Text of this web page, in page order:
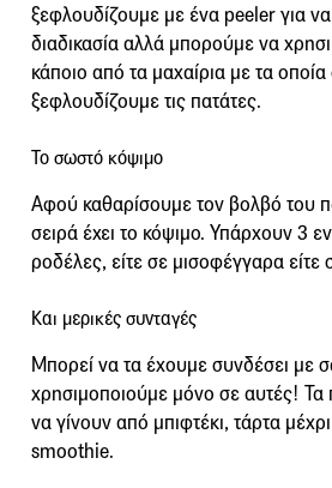
ξεφλουδίζουμε με ένα peeler για να
διαδικασία αλλά μπορούμε να
κάποιο από τα μαχαίρια με τα
ξεφλουδίζουμε τις πατάτες.
Το σωστό κόψιμο
Αφού καθαρίσουμε τον βολβό του
σειρά έχει το κόψιμο. Υπάρχουν 3
ροδέλες, είτε σε μισοφέγγαρα
Kαι μερικές συνταγές
Μπορεί να τα έχουμε συνδέσει με
χρησιμοποιούμε μόνο σε αυτές! Τα
να γίνουν από μπιφτέκι, τάρτα
smoothie.